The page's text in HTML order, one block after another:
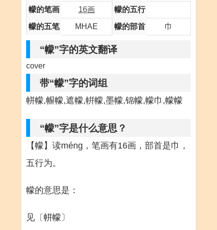
幪的笔画 16画 幪的五行
幪的五笔 MHAE 幪的部首 巾
“幪”字的英文翻译
cover
带“幪”字的词组
帡幪,幈幪,遮幪,帲幪,墨幪,锦幪,幪巾,幪幪
“幪”字是什么意思？
【幪】读méng，笔画有16画，部首是巾，
五行为。
幪的意思是：
见〔帡幪〕